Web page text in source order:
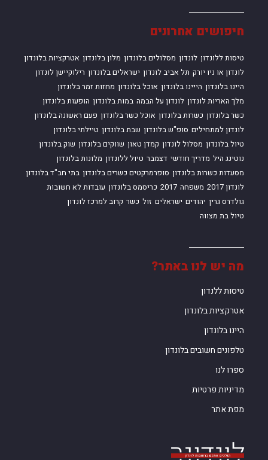
מה יש לנו באתר?
טיסות ללנדון
אטרקציות בלונדון
היינו בלונדון
טלפונים חשובים בלונדון
ספרו לנו
מדיניות פרטיות
מפת אתר
חיפושים אחרונים
טיסות ללונדון לונדון מסלולים בלונדון מלון בלונדון אטרקציות בלונדון
לונדון או ניו יורק תל אביב לונדון ישראלים בלונדון רילוקיישן לונדון
היינו בלונדון הייינו בלונדון אוכל בלונדון מחזות זמר בלונדון
מלך האריות לונדון לונדון על הבמה במות בלונדון הופעות בלונדון
כשר בלונדון כשרות בלונדון אוכל כשר בלונדון פעם ראשונה בלונדון
לונדון למתחילים סופ"ש בלונדון שבת בלונדון טיילתי בלונדון
טיול בלונדון מסלול לונדון קמדן טאון שווקים בלונדון שוק בלונדון
נוטינג היל מדריך חודשי דצמבר טיול ללונדון מלונות בלונדון
מסעדות כשרות בלונדון סופרמרקטים כשרים בלונדון בתי חב"ד בלונדון
לונדון 2017
משפחה 2017 כריסמס בלונדון עובדות לא חשובות
גולדרס גרין יהודים ישראלים זול כשר קרוב למרכז לונדון
טיול בת מצווה